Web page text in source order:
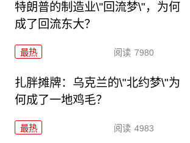
特朗普的制造业\"回流梦\"，为何
成了回流东大？
最热 阅读 7980
扎胖摊牌：乌克兰的\"北约梦\"为
何成了一地鸡毛？
最热 阅读 4983